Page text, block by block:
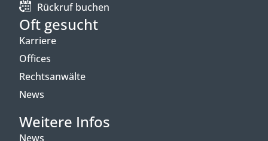
Rückruf buchen
Oft gesucht
Karriere
Offices
Rechtsanwälte
News
Weitere Infos
News